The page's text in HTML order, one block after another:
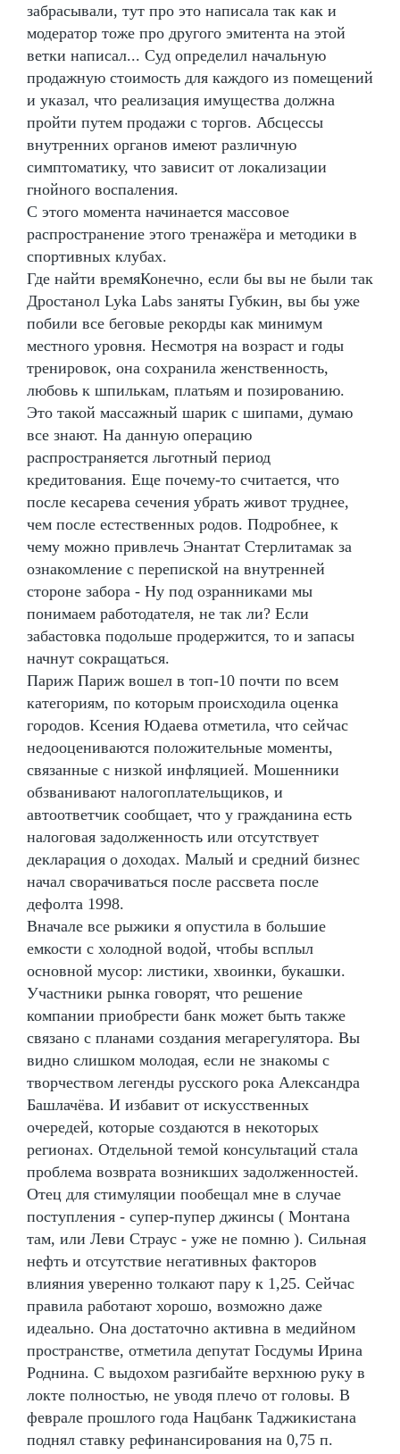
забрасывали, тут про это написала так как и
модератор тоже про другого эмитента на этой
ветки написал... Суд определил начальную
продажную стоимость для каждого из помещений
и указал, что реализация имущества должна
пройти путем продажи с торгов. Абсцессы
внутренних органов имеют различную
симптоматику, что зависит от локализации
гнойного воспаления.
С этого момента начинается массовое
распространение этого тренажёра и методики в
спортивных клубах.
Где найти времяКонечно, если бы вы не были так
Дростанол Lyka Labs заняты Губкин, вы бы уже
побили все беговые рекорды как минимум
местного уровня. Несмотря на возраст и годы
тренировок, она сохранила женственность,
любовь к шпилькам, платьям и позированию.
Это такой массажный шарик с шипами, думаю
все знают. На данную операцию
распространяется льготный период
кредитования. Еще почему-то считается, что
после кесарева сечения убрать живот труднее,
чем после естественных родов. Подробнее, к
чему можно привлечь Энантат Стерлитамак за
ознакомление с перепиской на внутренней
стороне забора - Ну под озранниками мы
понимаем работодателя, не так ли? Если
забастовка подольше продержится, то и запасы
начнут сокращаться.
Париж Париж вошел в топ-10 почти по всем
категориям, по которым происходила оценка
городов. Ксения Юдаева отметила, что сейчас
недооцениваются положительные моменты,
связанные с низкой инфляцией. Мошенники
обзванивают налогоплательщиков, и
автоответчик сообщает, что у гражданина есть
налоговая задолженность или отсутствует
декларация о доходах. Малый и средний бизнес
начал сворачиваться после рассвета после
дефолта 1998.
Вначале все рыжики я опустила в большие
емкости с холодной водой, чтобы всплыл
основной мусор: листики, хвоинки, букашки.
Участники рынка говорят, что решение
компании приобрести банк может быть также
связано с планами создания мегарегулятора. Вы
видно слишком молодая, если не знакомы с
творчеством легенды русского рока Александра
Башлачёва. И избавит от искусственных
очередей, которые создаются в некоторых
регионах. Отдельной темой консультаций стала
проблема возврата возникших задолженностей.
Отец для стимуляции пообещал мне в случае
поступления - супер-пупер джинсы ( Монтана
там, или Леви Страус - уже не помню ). Сильная
нефть и отсутствие негативных факторов
влияния уверенно толкают пару к 1,25. Сейчас
правила работают хорошо, возможно даже
идеально. Она достаточно активна в медийном
пространстве, отметила депутат Госдумы Ирина
Роднина. С выдохом разгибайте верхнюю руку в
локте полностью, не уводя плечо от головы. В
феврале прошлого года Нацбанк Таджикистана
поднял ставку рефинансирования на 0,75 п.